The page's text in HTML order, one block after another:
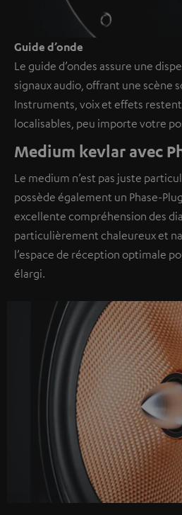
Guide d’onde
Le guide d’ondes assure une
signaux audio, offrant une scène
Instruments, voix et effets
localisables, peu importe votre
Medium kevlar avec
Le medium n’est pas juste
possède également un Phase-
excellente compréhension des
particulièrement chaleureux et
l’espace de réception optimale
élargi.